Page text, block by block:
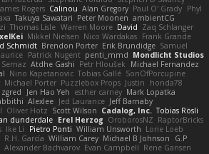
Rogers Calinou Alan Gregory Paul O' Grady Phyl
Takuya Sawatari Peter Moonen ambientCG
Thomas Lisle Warren Moore David Zaq Schlanger
Mikkel Nielsen Nico Wardakas Frank Grande
Schmidt Brendon Porter Erik Brundidge Samuel
Patrick Nugent penti_mmd Mondlicht Studios
Atdhe Gashi Petr Hloušek
Michael Fernandez
Nino Kapetanovic Tobias Gallé SonOfPorcupine
Michael Porter Puzzlebox Props Justin
honda78
zgred Jen Hao Yeh esther carney Mark Lopatka
Alexlee Jed Laurance Jeff Barnaby
Oliver Hotz Scott Wilson Cadalog, Inc. Tobias Rösli
dunderdale Erel Herzog OroborosNZ RaptorBricks
Ike Li Pietro Ponti William Unsworth Lorie Loeb
R.H. García William Carey Michael B Johnson
G.P
Alexander Bachvarov Evan Campbell Rene Gansen